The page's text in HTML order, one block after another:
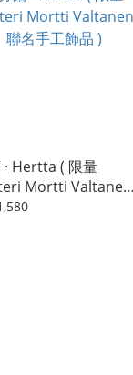
· Hertta ( 限量
Mortti Valtanen
工飾品 )